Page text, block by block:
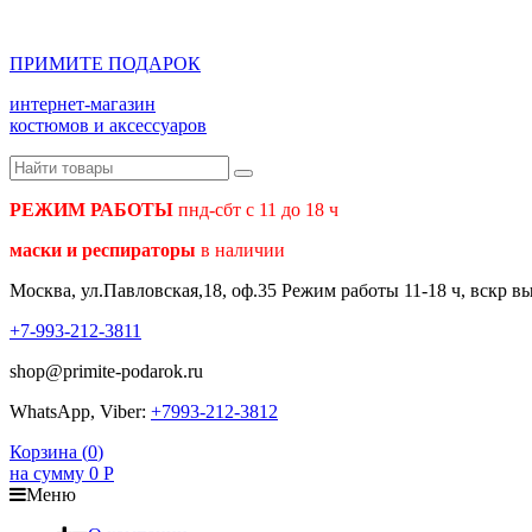
ПРИМИТЕ ПОДАРОК
интернет-магазин
костюмов и аксессуаров
РЕЖИМ РАБОТЫ пнд-сбт с 11 до 18 ч
маски и респираторы в наличии
Москва, ул.Павловская,18, оф.35 Режим работы 11-18 ч, вскр
+7-993-212-3811
shop@primite-podarok.ru
WhatsApp, Viber: +7993-212-3812
Корзина (0)
на сумму 0 Р
Меню